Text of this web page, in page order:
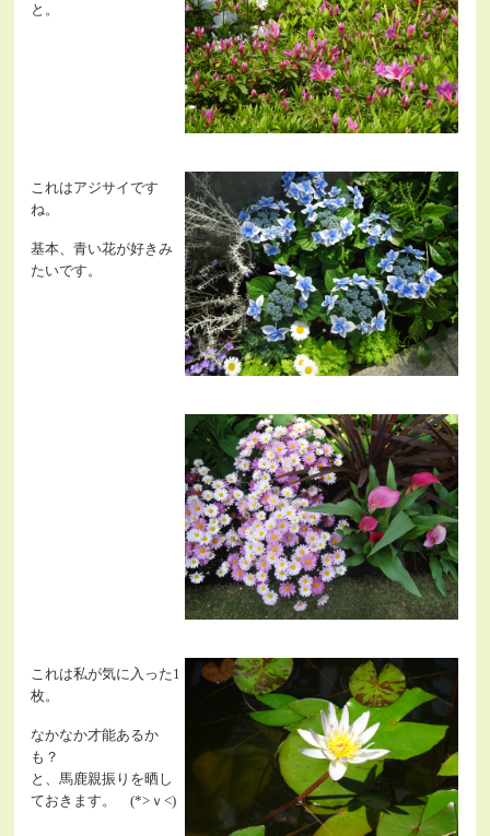
と。
これはアジサイです
ね。
基本、青い花が好きみ
たいです。
これは私が気に入った1
枚。
なかなか才能あるか
も？
と、馬鹿親振りを晒し
ておきます。 (*>ｖ<)